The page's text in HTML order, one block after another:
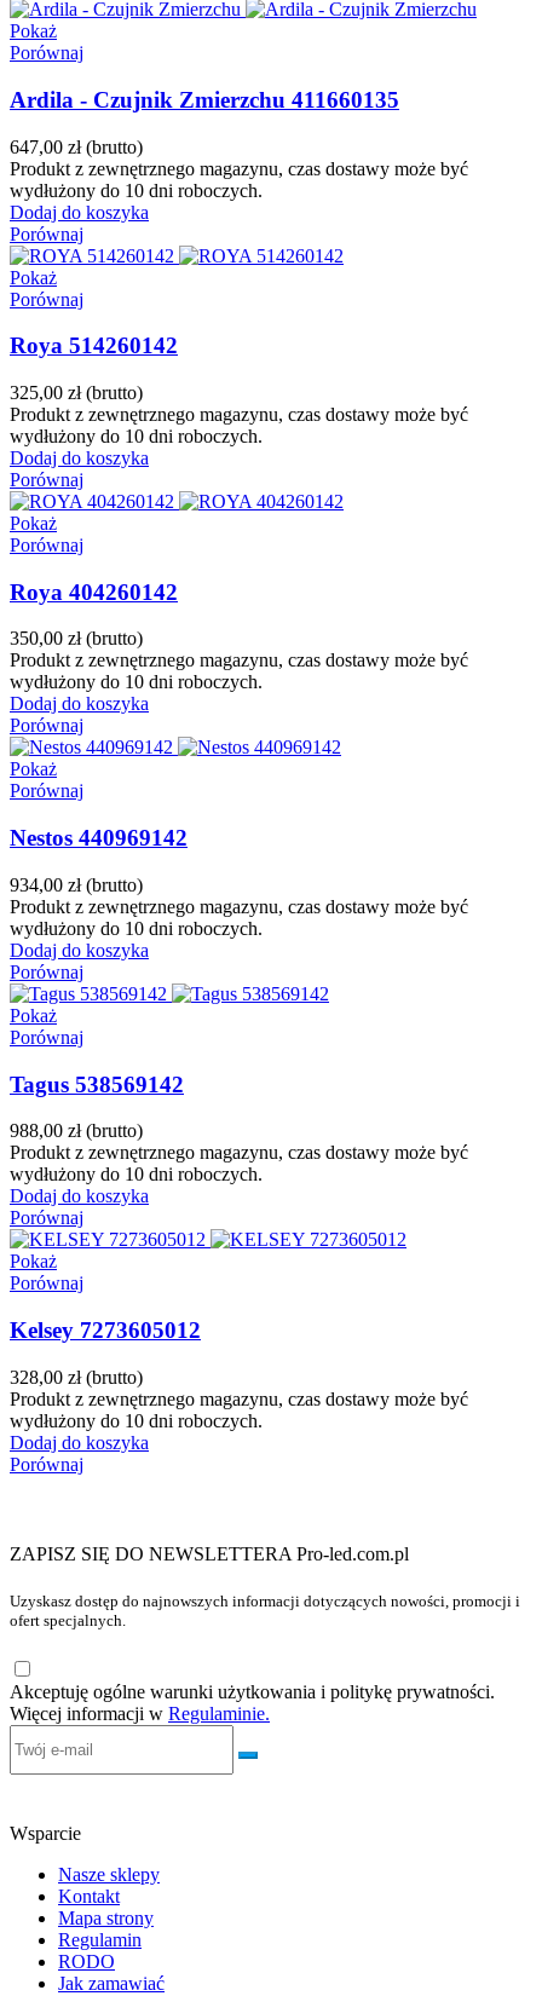
Pokaż
Porównaj
Ardila - Czujnik Zmierzchu 411660135
647,00 zł (brutto)
Produkt z zewnętrznego magazynu, czas dostawy może być
wydłużony do 10 dni roboczych.
Dodaj do koszyka
Porównaj
Pokaż
Porównaj
Roya 514260142
325,00 zł (brutto)
Produkt z zewnętrznego magazynu, czas dostawy może być
wydłużony do 10 dni roboczych.
Dodaj do koszyka
Porównaj
Pokaż
Porównaj
Roya 404260142
350,00 zł (brutto)
Produkt z zewnętrznego magazynu, czas dostawy może być
wydłużony do 10 dni roboczych.
Dodaj do koszyka
Porównaj
Pokaż
Porównaj
Nestos 440969142
934,00 zł (brutto)
Produkt z zewnętrznego magazynu, czas dostawy może być
wydłużony do 10 dni roboczych.
Dodaj do koszyka
Porównaj
Pokaż
Porównaj
Tagus 538569142
988,00 zł (brutto)
Produkt z zewnętrznego magazynu, czas dostawy może być
wydłużony do 10 dni roboczych.
Dodaj do koszyka
Porównaj
Pokaż
Porównaj
Kelsey 7273605012
328,00 zł (brutto)
Produkt z zewnętrznego magazynu, czas dostawy może być
wydłużony do 10 dni roboczych.
Dodaj do koszyka
Porównaj
ZAPISZ SIĘ DO NEWSLETTERA Pro-led.com.pl
Uzyskasz dostęp do najnowszych informacji dotyczących nowości, promocji i
ofert specjalnych.
Akceptuję ogólne warunki użytkowania i politykę prywatności.
Więcej informacji w Regulaminie.
Wsparcie
Nasze sklepy
Kontakt
Mapa strony
Regulamin
RODO
Jak zamawiać